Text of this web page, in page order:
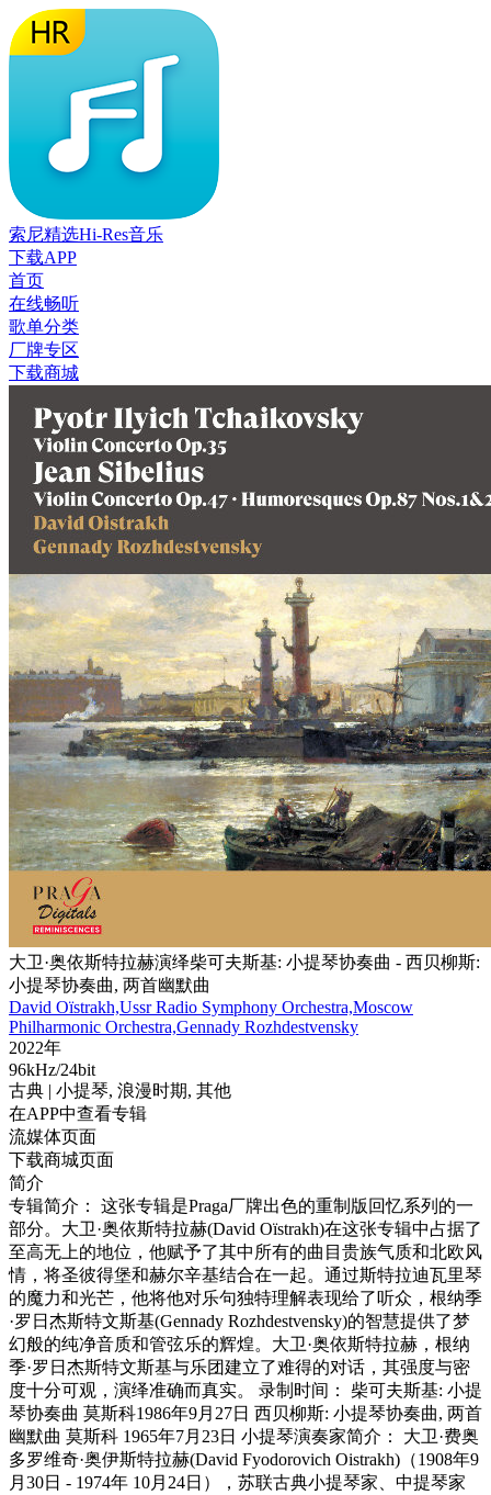
索尼精选Hi-Res音乐
下载APP
首页
在线畅听
歌单分类
厂牌专区
下载商城
大卫·奥依斯特拉赫演绎柴可夫斯基: 小提琴协奏曲 - 西贝柳斯:
小提琴协奏曲, 两首幽默曲
David Oïstrakh,Ussr Radio Symphony Orchestra,Moscow
Philharmonic Orchestra,Gennady Rozhdestvensky
2022年
96kHz/24bit
古典 | 小提琴, 浪漫时期, 其他
在APP中查看专辑
流媒体页面
下载商城页面
简介
专辑简介： 这张专辑是Praga厂牌出色的重制版回忆系列的一
部分。大卫·奥依斯特拉赫(David Oïstrakh)在这张专辑中占据了
至高无上的地位，他赋予了其中所有的曲目贵族气质和北欧风
情，将圣彼得堡和赫尔辛基结合在一起。通过斯特拉迪瓦里琴
的魔力和光芒，他将他对乐句独特理解表现给了听众，根纳季
·罗日杰斯特文斯基(Gennady Rozhdestvensky)的智慧提供了梦
幻般的纯净音质和管弦乐的辉煌。大卫·奥依斯特拉赫，根纳
季·罗日杰斯特文斯基与乐团建立了难得的对话，其强度与密
度十分可观，演绎准确而真实。 录制时间： 柴可夫斯基: 小提
琴协奏曲 莫斯科1986年9月27日 西贝柳斯: 小提琴协奏曲, 两首
幽默曲 莫斯科 1965年7月23日 小提琴演奏家简介： 大卫·费奥
多罗维奇·奥伊斯特拉赫(David Fyodorovich Oistrakh)（1908年9
月30日 - 1974年 10月24日），苏联古典小提琴家、中提琴家